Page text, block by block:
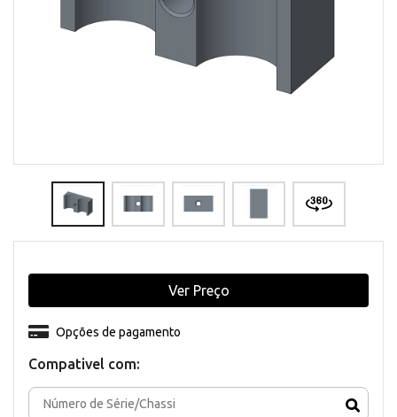
Compativel com:
Opções de pagamento
Ver Preço